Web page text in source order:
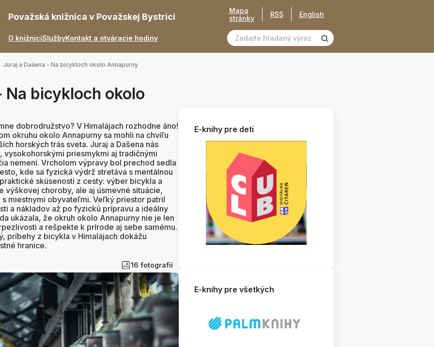
Považská knižnica v Považskej Bystrici
O knižniciSlužbyKontakt a otváracie hodiny
Mapa
stránky
RSS English
Juraj a Dašena - Na bicykloch okolo Annapurny
Na bicykloch okolo
dobrodružstvo? V Himalájach rozhodne áno!
okruhu okolo Annapurny sa mohli na chvíľu
horských trás sveta. Juraj a Dašena nás
priesmykmi aj tradičnými
nemení. Vrcholom výpravy bol prechod sedla
kde sa fyzická výdrž stretáva s mentálnou
skúsenosti z cesty: výber bicykla a
výškovej choroby, ale aj úsmevné situácie,
miestnymi obyvateľmi. Veľký priestor patril
a nákladov až po fyzickú prípravu a ideálny
ukázala, že okruh okolo Annapurny nie je len
a rešpekte k prírode aj sebe samému.
príbehy z bicykla v Himalájach dokážu
hranice.
16 fotografií
E-knihy pre deti
E-knihy pre všetkých